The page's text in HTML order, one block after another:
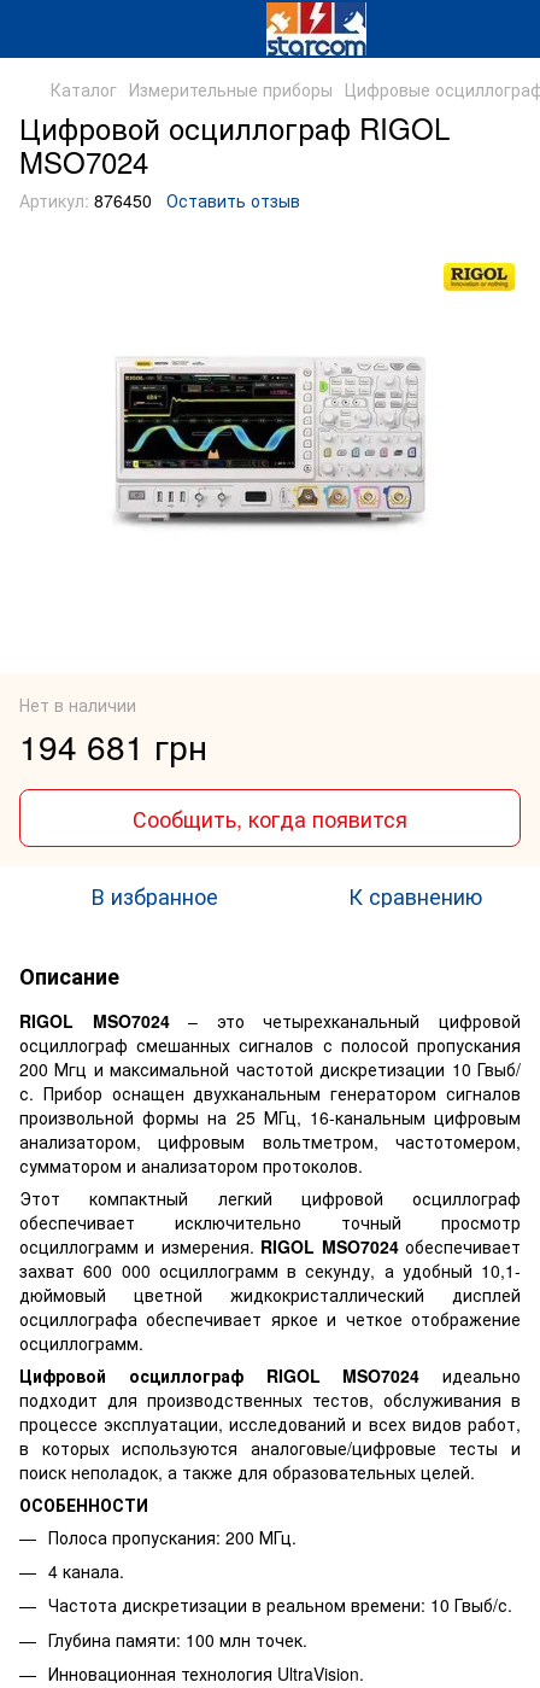
Каталог Измерительные приборы Цифровые
Цифровой осциллограф RIGOL
MSO7024
Артикул: 876450 Оставить отзыв
Нет в наличии
194 681 грн
Сообщить, когда появится
В избранное К сравнению
Описание
RIGOL MSO7024– это четырехканальный цифровой
осциллограф смешанных сигналов с полосой пропускания
200 Мгц и максимальной частотой дискретизации 10 Гвыб/
с. Прибор оснащен двухканальным генератором сигналов
произвольной формы на 25 МГц, 16-канальным цифровым
анализатором, цифровым вольтметром, частотомером,
сумматором и анализатором протоколов.
Этот компактный легкий цифровой осциллограф
обеспечивает исключительно точный просмотр
осциллограмм и измерения. RIGOL MSO7024обеспечивает
захват 600 000 осциллограмм в секунду, а удобный 10,1-
дюймовый цветной жидкокристаллический дисплей
осциллографа обеспечивает яркое и четкое отображение
осциллограмм.
Цифровой осциллограф RIGOL MSO7024 идеально
подходит для производственных тестов, обслуживания в
процессе эксплуатации, исследований и всех видов работ,
в которых используются аналоговые/цифровые тесты и
поиск неполадок, а также для образовательных целей.
ОСОБЕННОСТИ
Полоса пропускания: 200 МГц.
4 канала.
Частота дискретизации в реальном времени: 10 Гвыб/с.
Глубина памяти: 100 млн точек.
Инновационная технология UltraVision.